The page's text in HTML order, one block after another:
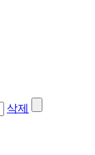
삭제